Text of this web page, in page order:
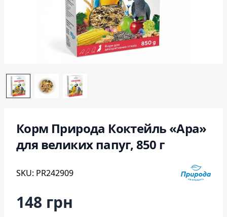
Корм Природа Коктейль «Ара»
для великих папуг, 850 г
SKU: PR242909
148 грн